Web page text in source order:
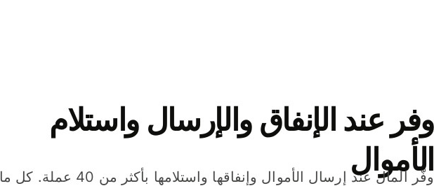
وفر عند الإنفاق والإرسال واستلام
الأموال
وفّر المال عند إرسال الأموال وإنفاقها واستلامها بأكثر من 40 عملة. كل ما